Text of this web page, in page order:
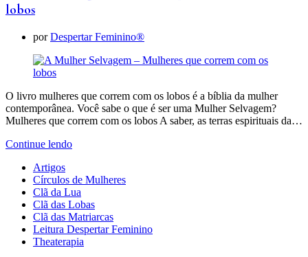
lobos
porDespertar Feminino®
O livro mulheres que correm com os lobos é a bíblia da mulher
contemporânea. Você sabe o que é ser uma Mulher Selvagem?
Mulheres que correm com os lobos A saber, as terras espirituais da…
Continue lendo
Artigos
Círculos de Mulheres
Clã da Lua
Clã das Lobas
Clã das Matriarcas
Leitura Despertar Feminino
Theaterapia